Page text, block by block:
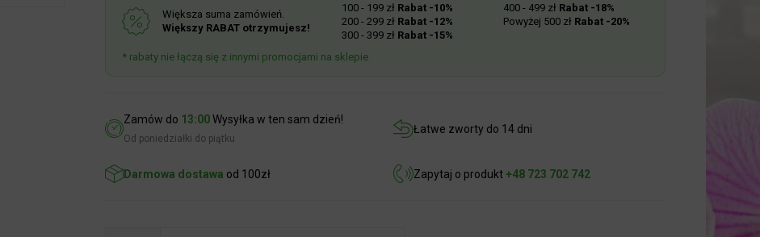
Większa suma zamówień.
Większy RABAT otrzymujesz!
100 - 199 złRabat -10%
200 - 299 złRabat -12%
300 - 399 złRabat -15%
400 - 499 złRabat -18%
Powyżej 500 złRabat -20%
* rabaty nie łączą się z innymi promocjami na sklepie
Zamów do13:00Wysyłka w ten sam dzień!
Od poniedziałki do piątku
Łatwe zworty do 14 dni
Darmowa dostawaod 100zł Zapytaj o produkt+48 723 702 742